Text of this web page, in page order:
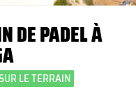
DE PADEL À
LE TERRAIN